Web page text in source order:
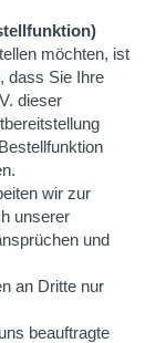
möchten, ist
dass Sie Ihre
dieser
wir zur
unserer
und
an Dritte nur
beauftragte